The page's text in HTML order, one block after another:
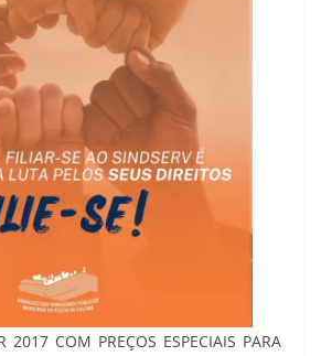
2017 COM PREÇOS ESPECIAIS PARA